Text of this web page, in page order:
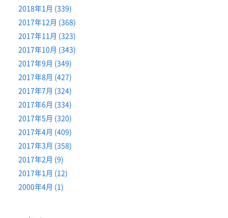
2018年1月 (339)
2017年12月 (368)
2017年11月 (323)
2017年10月 (343)
2017年9月 (349)
2017年8月 (427)
2017年7月 (324)
2017年6月 (334)
2017年5月 (320)
2017年4月 (409)
2017年3月 (358)
2017年2月 (9)
2017年1月 (12)
2000年4月 (1)